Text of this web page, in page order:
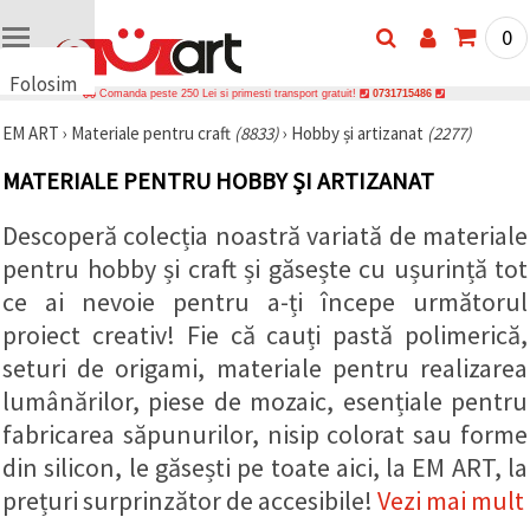
Folosim
uri
cookie-uri
tehnologii
similare
pentru a
asigura
funcționarea
site-ului,
pentru a vă
îmbunătăți
experiența
și, cu
acordul
pentru a
analiza
traficul și a
0
Comanda peste 250 Lei si primesti transport gratuit! 0731715486
EM ART › Materiale pentru craft (8833)› Hobby și artizanat (2277)
MATERIALE PENTRU HOBBY ȘI ARTIZANAT
Descoperă colecția noastră variată de materiale
pentru hobby și craft și găsește cu ușurință tot
ce ai nevoie pentru a-ți începe următorul
proiect creativ! Fie că cauți pastă polimerică,
seturi de origami, materiale pentru realizarea
lumânărilor, piese de mozaic, esențiale pentru
fabricarea săpunurilor, nisip colorat sau forme
din silicon, le găsești pe toate aici, la EM ART, la
prețuri surprinzător de accesibile! Vezi mai mult